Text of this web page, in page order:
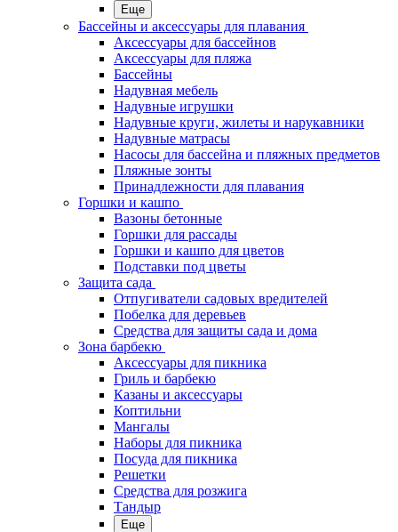
Еще
Бассейны и аксессуары для плавания
Аксессуары для бассейнов
Аксессуары для пляжа
Бассейны
Надувная мебель
Надувные игрушки
Надувные круги, жилеты и нарукавники
Надувные матрасы
Насосы для бассейна и пляжных предметов
Пляжные зонты
Принадлежности для плавания
Горшки и кашпо
Вазоны бетонные
Горшки для рассады
Горшки и кашпо для цветов
Подставки под цветы
Защита сада
Отпугиватели садовых вредителей
Побелка для деревьев
Средства для защиты сада и дома
Зона барбекю
Аксессуары для пикника
Гриль и барбекю
Казаны и аксессуары
Коптильни
Мангалы
Наборы для пикника
Посуда для пикника
Решетки
Средства для розжига
Тандыр
Еще